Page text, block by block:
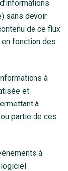
sans devoir
de ce flux
fonction des
à
et
à
partie de ces
à
logiciel